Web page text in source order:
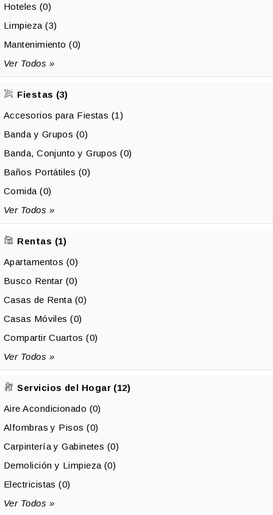
Hoteles (0)
Limpieza (3)
Mantenimiento (0)
Ver Todos »
Fiestas (3)
Accesorios para Fiestas (1)
Banda y Grupos (0)
Banda, Conjunto y Grupos (0)
Baños Portátiles (0)
Comida (0)
Ver Todos »
Rentas (1)
Apartamentos (0)
Busco Rentar (0)
Casas de Renta (0)
Casas Móviles (0)
Compartir Cuartos (0)
Ver Todos »
Servicios del Hogar (12)
Aire Acondicionado (0)
Alfombras y Pisos (0)
Carpintería y Gabinetes (0)
Demolición y Limpieza (0)
Electricistas (0)
Ver Todos »